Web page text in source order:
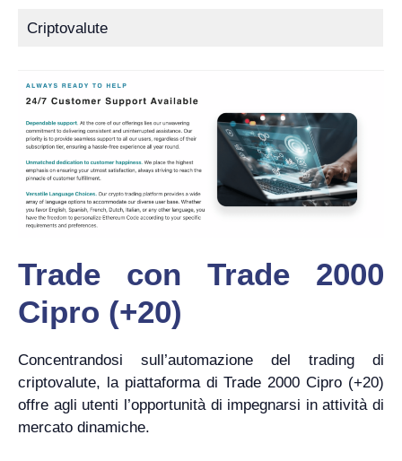
Criptovalute
Trade con Trade 2000
Cipro (+20)
Concentrandosi sull’automazione del trading di
criptovalute, la piattaforma di Trade 2000 Cipro (+20)
offre agli utenti l’opportunità di impegnarsi in attività di
mercato dinamiche.